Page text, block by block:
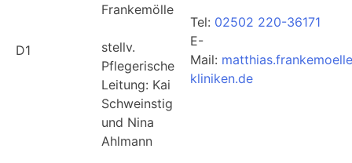
D1
Frankemölle
stellv.
Pflegerische
Leitung: Kai
Schweinstig
und Nina
Ahlmann
Tel: 02502 220-36171
E-
Mail:
kliniken.de